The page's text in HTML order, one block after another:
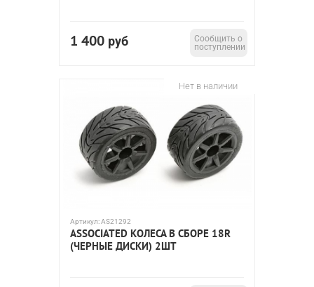
1 400 руб
Сообщить о
поступлении
Нет в наличии
Артикул:AS21292
ASSOCIATED КОЛЕСА В СБОРЕ 18R
(ЧЕРНЫЕ ДИСКИ) 2ШТ